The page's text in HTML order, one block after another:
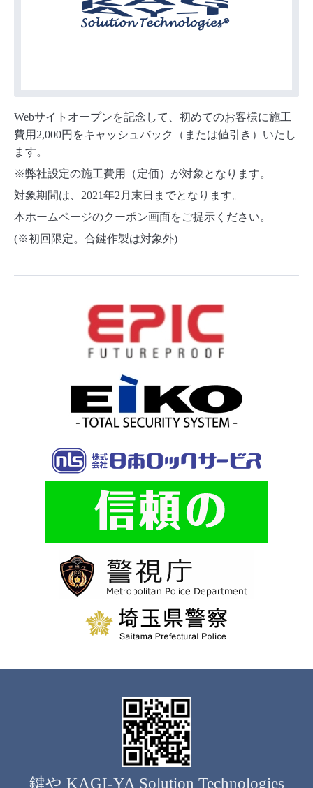
Webサイトオープンを記念して、初めてのお客様に施工
費用2,000円をキャッシュバック（または値引き）いたし
ます。
※弊社設定の施工費用（定価）が対象となります。
対象期間は、2021年2月末日までとなります。
本ホームページのクーポン画面をご提示ください。
(※初回限定。合鍵作製は対象外)
鍵や KAGI-YA Solution Technologies